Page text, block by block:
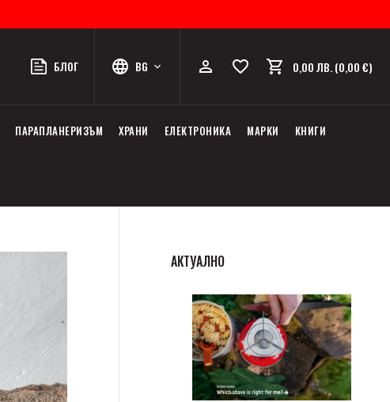
БЛОГ BG 0,00 ЛВ. (0,00 €)
ПАРАПЛАНЕРИЗЪМ ХРАНИ ЕЛЕКТРОНИКА МАРКИ КНИГИ
АКТУАЛНО